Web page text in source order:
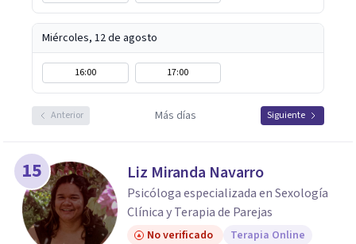
Miércoles, 12 de agosto
16:00 17:00
Anterior Más días Siguiente
15 Liz Miranda Navarro
Psicóloga especializada en Sexología
Clínica y Terapia de Parejas
No verificado Terapia Online